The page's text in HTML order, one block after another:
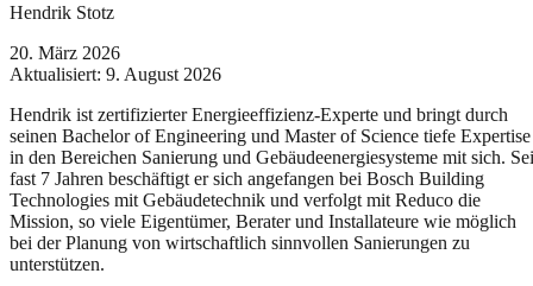
Hendrik Stotz
20. März 2026
Aktualisiert: 9. August 2026
Hendrik ist zertifizierter Energieeffizienz-Experte und bringt durch
seinen Bachelor of Engineering und Master of Science tiefe Expertise
in den Bereichen Sanierung und Gebäudeenergiesysteme mit sich.
fast 7 Jahren beschäftigt er sich angefangen bei Bosch Building
Technologies mit Gebäudetechnik und verfolgt mit Reduco die
Mission, so viele Eigentümer, Berater und Installateure wie möglich
bei der Planung von wirtschaftlich sinnvollen Sanierungen zu
unterstützen.